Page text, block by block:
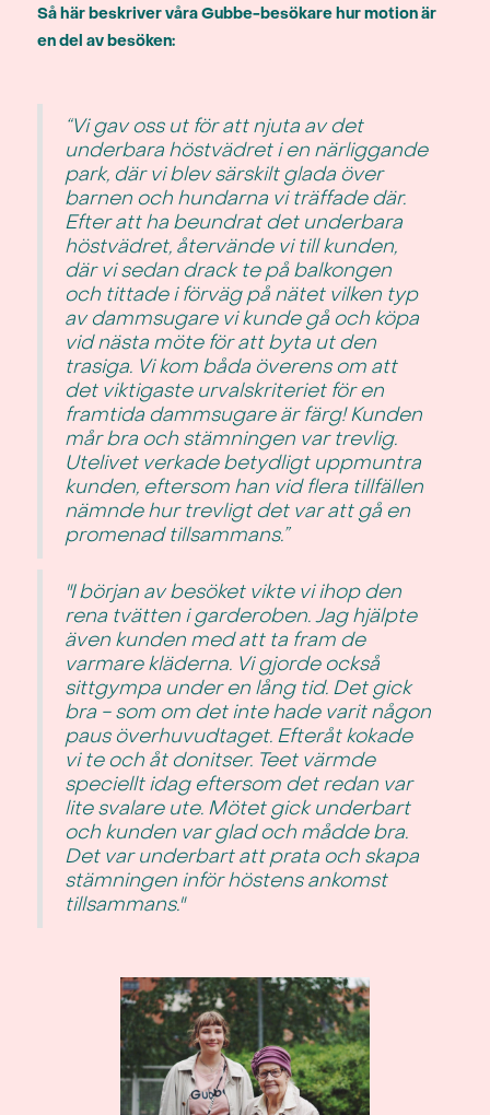
Så här beskriver våra Gubbe-besökare hur motion är
en del av besöken:
“Vi gav oss ut för att njuta av det
underbara höstvädret i en närliggande
park, där vi blev särskilt glada över
barnen och hundarna vi träffade där.
Efter att ha beundrat det underbara
höstvädret, återvände vi till kunden,
där vi sedan drack te på balkongen
och tittade i förväg på nätet vilken typ
av dammsugare vi kunde gå och köpa
vid nästa möte för att byta ut den
trasiga. Vi kom båda överens om att
det viktigaste urvalskriteriet för en
framtida dammsugare är färg! Kunden
mår bra och stämningen var trevlig.
Utelivet verkade betydligt uppmuntra
kunden, eftersom han vid flera tillfällen
nämnde hur trevligt det var att gå en
promenad tillsammans.”
"I början av besöket vikte vi ihop den
rena tvätten i garderoben. Jag hjälpte
även kunden med att ta fram de
varmare kläderna. Vi gjorde också
sittgympa under en lång tid. Det gick
bra - som om det inte hade varit någon
paus överhuvudtaget. Efteråt kokade
vi te och åt donitser. Teet värmde
speciellt idag eftersom det redan var
lite svalare ute. Mötet gick underbart
och kunden var glad och mådde bra.
Det var underbart att prata och skapa
stämningen inför höstens ankomst
tillsammans."